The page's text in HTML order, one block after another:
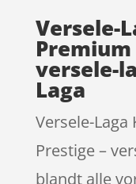
Versele-
Premium
versele-
Laga
Versele-
Prestige –
blandt alle